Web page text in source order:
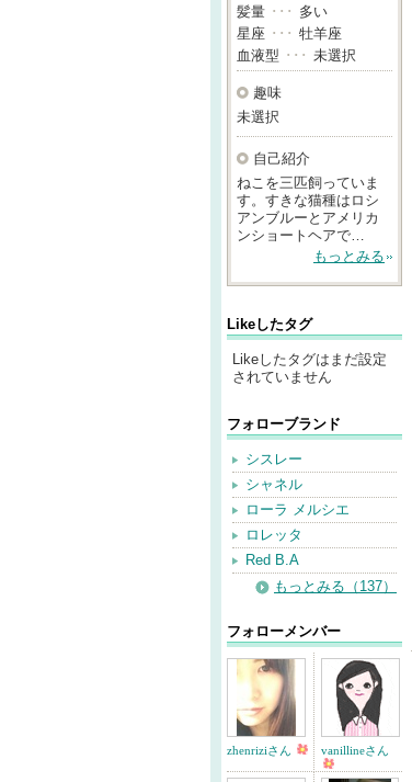
髪量 ･･･ 多い
星座 ･･･ 牡羊座
血液型 ･･･ 未選択
趣味
未選択
自己紹介
ねこを三匹飼っていま
す。すきな猫種はロシ
アンブルーとアメリカ
ンショートヘアで…
もっとみる
Likeしたタグ
Likeしたタグはまだ設定
されていません
フォローブランド
シスレー
シャネル
ローラ メルシエ
ロレッタ
Red B.A
もっとみる（137）
フォローメンバー
zhenriziさん vanillineさん